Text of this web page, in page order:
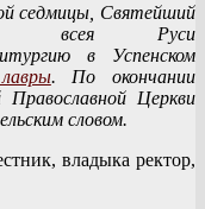
седмицы, Святейший
и всея Руси
в Успенском
. По окончании
Православной Церкви
словом.
владыка ректор,